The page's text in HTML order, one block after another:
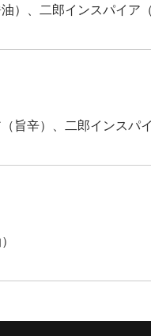
）、二郎インスパイア（
旨辛）、二郎インスパ